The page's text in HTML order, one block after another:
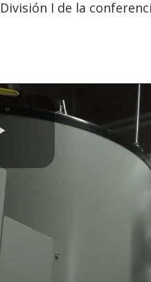
División I de la